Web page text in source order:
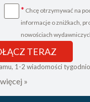
* Chcę otrzymywać na
informacje o zniżkach,
nowościach
TERAZ
1-2 wiadomości
»